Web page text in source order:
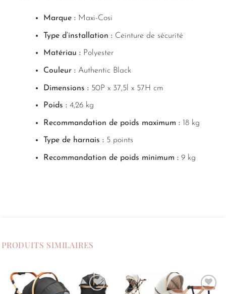
Marque :Maxi-Cosi
Type d’installation :Ceinture de sécurité
Matériau :Polyester
Couleur :Authentic Black
Dimensions :50P x 37,5l x 57H cm
Poids :4,26 kg
Recommandation de poids maximum :18 kg
Type de harnais :5 points
Recommandation de poids minimum :9 kg
PRODUITS SIMILAIRES